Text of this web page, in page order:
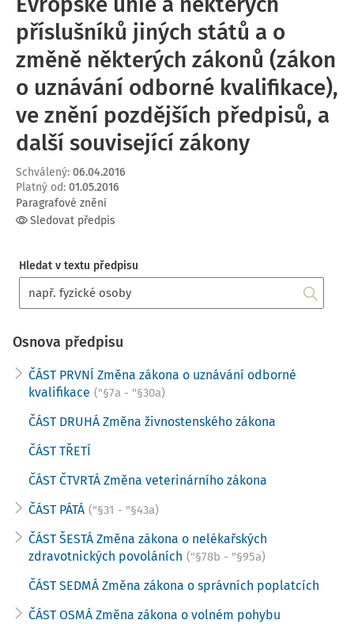
příslušníků jiných států a o
změně některých zákonů (zákon
o uznávání odborné kvalifikace),
ve znění pozdějších předpisů, a
další související zákony
Schválený: 06.04.2016
Platný od: 01.05.2016
Paragrafové znění
Sledovat předpis
Hledat v textu předpisu
Osnova předpisu
ČÁST PRVNÍ Změna zákona o uznávání odborné
kvalifikace ("§7a - "§30a)
ČÁST DRUHÁ Změna živnostenského zákona
ČÁST TŘETÍ
ČÁST ČTVRTÁ Změna veterinárního zákona
ČÁST PÁTÁ ("§31 - "§43a)
ČÁST ŠESTÁ Změna zákona o nelékařských
zdravotnických povoláních ("§78b - "§95a)
ČÁST SEDMÁ Změna zákona o správních poplatcích
ČÁST OSMÁ Změna zákona o volném pohybu